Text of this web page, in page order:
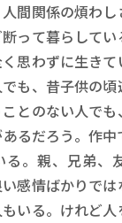
間関係の煩わ
って暮らしてい
思わずに生き
も、昔子供の
とのない人で
るだろう。作
る。親、兄弟、
感情ばかりで
いる。けれど